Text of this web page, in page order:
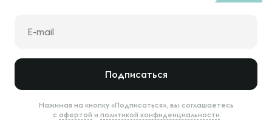
Подписаться
Нажимая на кнопку «Подписаться», вы соглашаетесь
с офертой и политикой конфиденциальности